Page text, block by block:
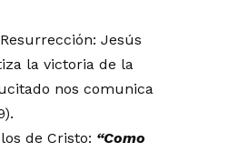
Jesús
la victoria de la
nos comunica
de Cristo: “Como